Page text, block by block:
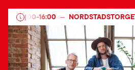
|
15:00-16:00 — NORDSTADSTORGET